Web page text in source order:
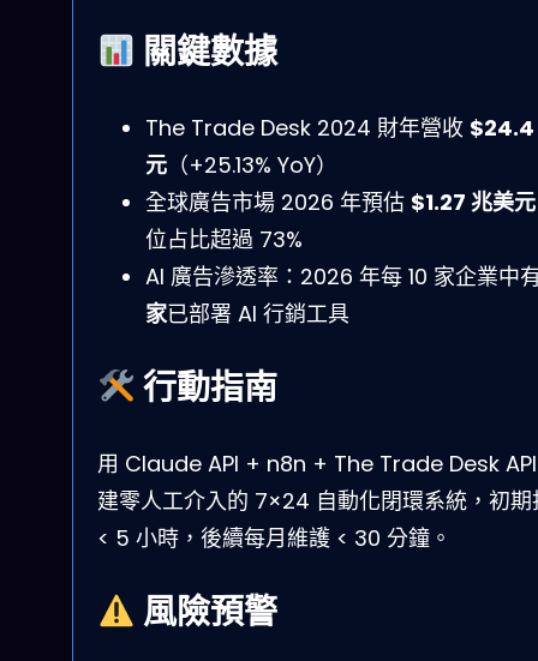
關鍵數據
The Trade Desk 2024 財年營收 $24.4
元 （+25.13% YoY）
全球廣告市場 2026 年預估 $1.27 兆美元
位占比超過 73%
AI 廣告滲透率：2026 年每 10 家企業中
家已部署 AI 行銷工具
行動指南
用 Claude API + n8n + The Trade Desk
建零人工介入的 7×24 自動化閉環系統，初期
< 5 小時，後續每月維護 < 30 分鐘。
風險預警